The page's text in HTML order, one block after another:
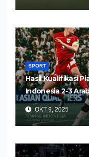
SPORT
Hasil Kualifikasi
Indonesia 2-3
OKT 9, 2025